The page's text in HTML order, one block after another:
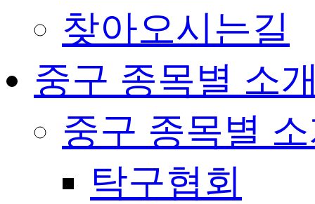
찾아오시는길
중구 종목별 소
중구 종목별
탁구협회